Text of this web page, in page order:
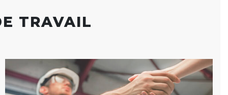
TRAVAIL